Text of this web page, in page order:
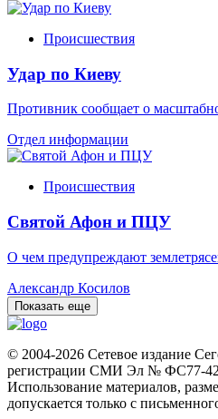
Происшествия
Удар по Киеву
Противник сообщает о
Отдел информации
Происшествия
Святой Афон и ПЦУ
О чем предупреждают
Александр Косилов
Показать еще
© 2004-2026 Сетевое издание
регистрации СМИ Эл № ФС77-
Использование материалов,
допускается только с